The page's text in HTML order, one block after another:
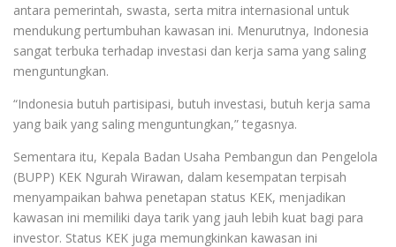
antara pemerintah, swasta, serta mitra internasional untuk
mendukung pertumbuhan kawasan ini. Menurutnya, Indonesia
sangat terbuka terhadap investasi dan kerja sama yang saling
menguntungkan.
“Indonesia butuh partisipasi, butuh investasi, butuh kerja sama
yang baik yang saling menguntungkan,” tegasnya.
Sementara itu, Kepala Badan Usaha Pembangun dan Pengelola
(BUPP) KEK Ngurah Wirawan, dalam kesempatan terpisah
menyampaikan bahwa penetapan status KEK, menjadikan
kawasan ini memiliki daya tarik yang jauh lebih kuat bagi para
investor. Status KEK juga memungkinkan kawasan ini